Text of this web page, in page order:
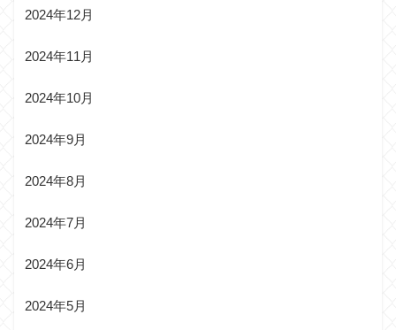
2024年12月
2024年11月
2024年10月
2024年9月
2024年8月
2024年7月
2024年6月
2024年5月